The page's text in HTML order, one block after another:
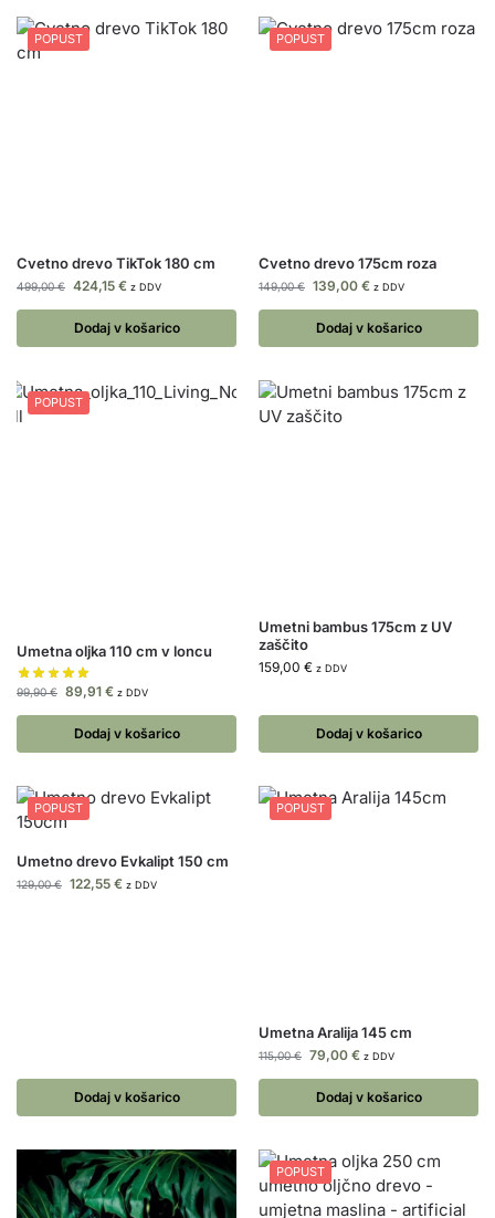
POPUST
Cvetno drevo TikTok 180 cm
499,00€ 424,15 € z DDV
Dodaj v košarico
POPUST
Cvetno drevo 175cm roza
149,00€ 139,00 € z DDV
Dodaj v košarico
POPUST
Umetna oljka 110 cm v loncu
99,90€ 89,91 € z DDV
Dodaj v košarico
Umetni bambus 175cm z UV
zaščito
159,00 € z DDV
Dodaj v košarico
POPUST
Umetno drevo Evkalipt 150 cm
129,00€ 122,55 € z DDV
Dodaj v košarico
POPUST
Umetna Aralija 145 cm
115,00€ 79,00 € z DDV
Dodaj v košarico
POPUST